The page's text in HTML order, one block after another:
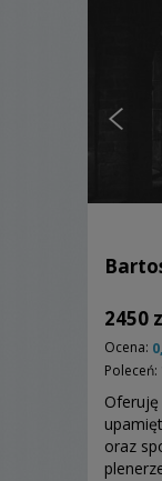
2450
Ocena:
Poleceń:
oraz